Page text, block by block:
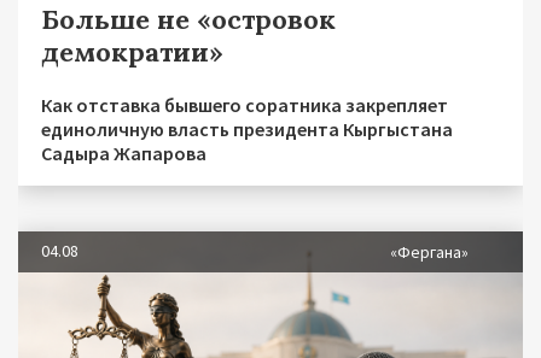
Больше не «островок
демократии»
Как отставка бывшего соратника закрепляет
единоличную власть президента Кыргыстана
Садыра Жапарова
04.08 «Фергана»